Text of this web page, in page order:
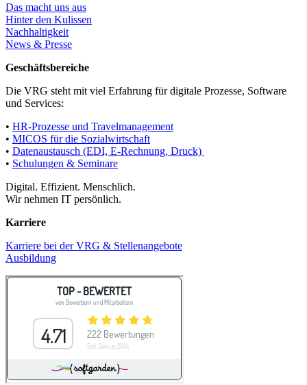
Das macht uns aus
Hinter den Kulissen
Nachhaltigkeit
News & Presse
Geschäftsbereiche
Die VRG steht mit viel Erfahrung für digitale Prozesse, Software
und Services:
• HR-Prozesse und Travelmanagement
• MICOS für die Sozialwirtschaft
• Datenaustausch (EDI, E-Rechnung, Druck)
• Schulungen & Seminare
Digital. Effizient. Menschlich.
Wir nehmen IT persönlich.
Karriere
Karriere bei der VRG & Stellenangebote
Ausbildung